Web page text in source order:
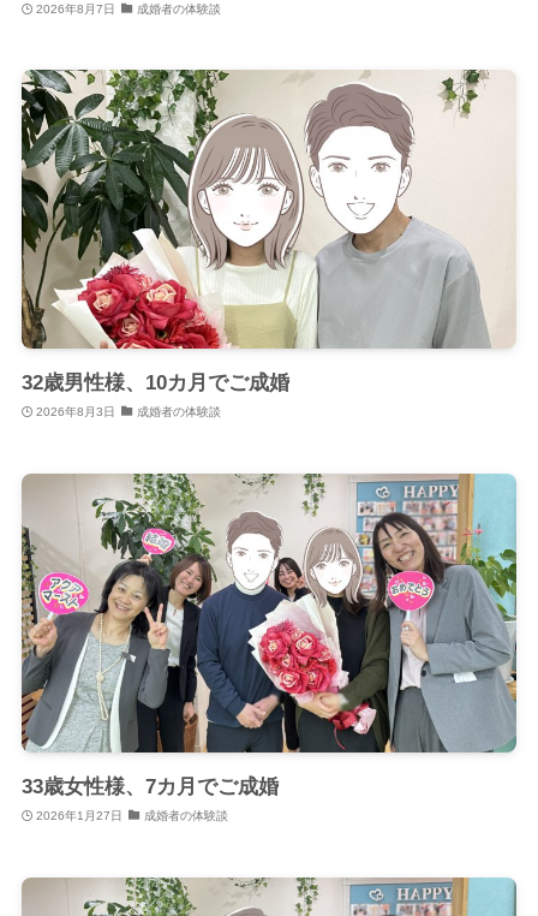
2026年8月7日 成婚者の体験談
32歳男性様、10カ月でご成婚
2026年8月3日 成婚者の体験談
33歳女性様、7カ月でご成婚
2026年1月27日 成婚者の体験談